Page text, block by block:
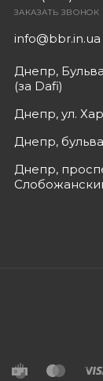
ЗАКАЗАТЬ ЗВОНОК
info@bbr.in.ua
Днепр,
(за Dafi)
Днепр, ул.
Днепр,
Днепр,